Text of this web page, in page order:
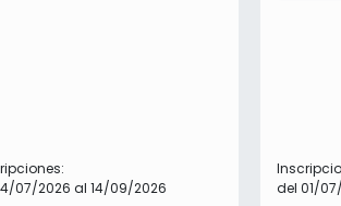
07/2026 al 14/09/2026
del 01/